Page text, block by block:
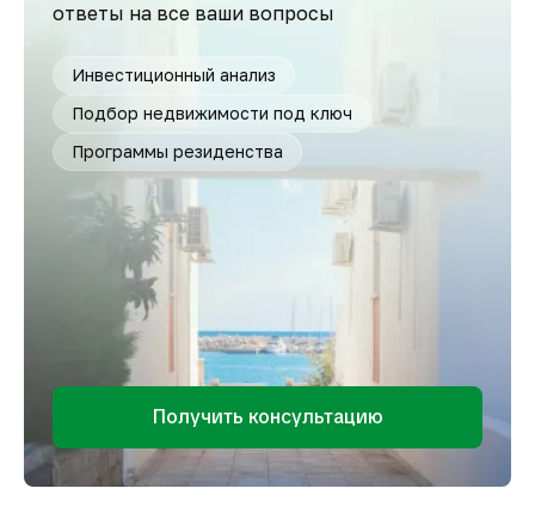
ответы на все ваши вопросы
Инвестиционный анализ
Подбор недвижимости под ключ
Программы резиденства
Получить консультацию